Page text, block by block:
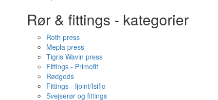
Rør & fittings - kategorier
Roth press
Mepla press
Tigris Wavin press
Fittings - Primofit
Rødgods
Fittings - Ijoint/Isiflo
Svejserør og fittings